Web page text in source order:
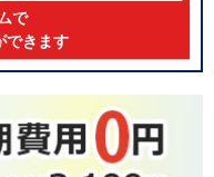
で
できます